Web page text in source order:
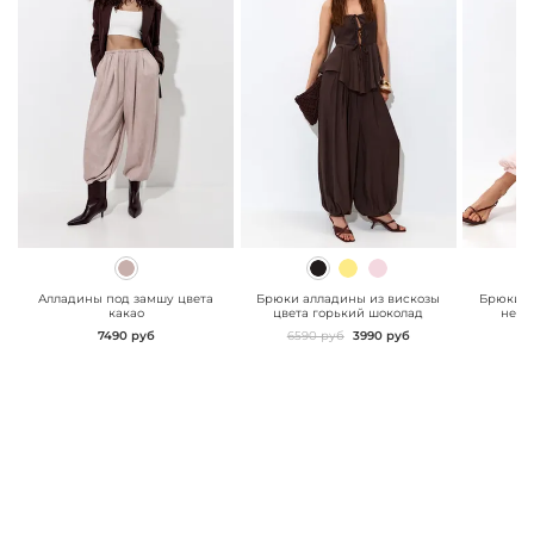
" class="js-prevent-
Алладины под замшу цвета
какао
7490 руб
" class="js-prevent-
images">
Брюки алладины из вискозы
цвета горький шоколад
6590 руб 3990 руб
Брюки